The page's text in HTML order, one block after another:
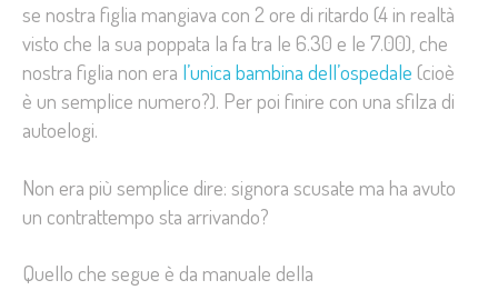
se nostra figlia mangiava con 2 ore di ritardo (4 in realtà
visto che la sua poppata la fa tra le 6.30 e le 7.00), che
nostra figlia non era l’unica bambina dell’ospedale (cioè
è un semplice numero?). Per poi finire con una sfilza di
autoelogi.
Non era più semplice dire: signora scusate ma ha avuto
un contrattempo sta arrivando?
Quello che segue è da manuale della